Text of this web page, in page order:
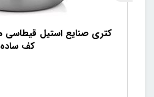
کف ساده